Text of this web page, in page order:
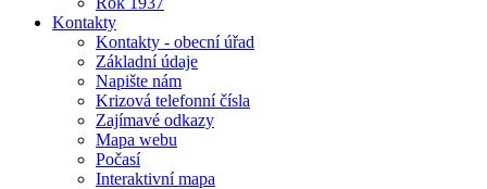
Kontakty
Kontakty - obecní úřad
Základní údaje
Napište nám
Krizová telefonní čísla
Zajímavé odkazy
Mapa webu
Počasí
Interaktivní mapa